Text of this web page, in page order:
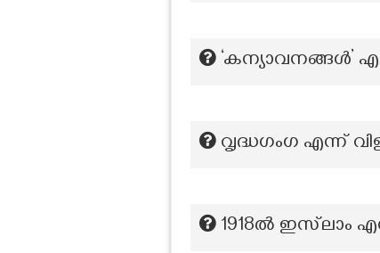
‘കന്യാവനങ്ങൾ’
വൃദ്ധഗംഗ എന്ന്
1918ൽ ഇസ്‌ലാം